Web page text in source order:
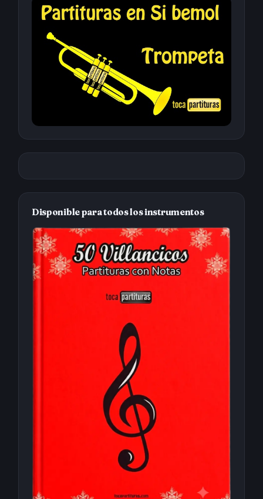
Disponible para todos los instrumentos